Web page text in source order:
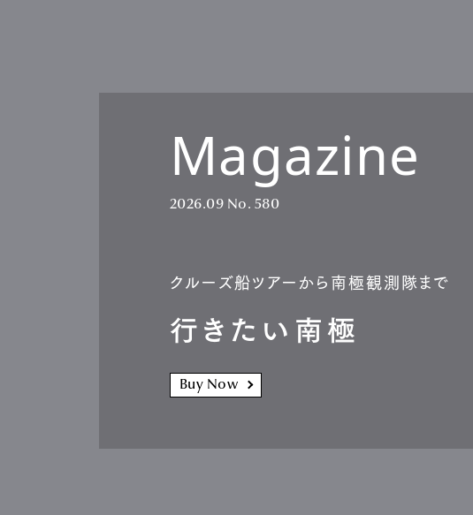
Magazine
2026.09 No. 580
クルーズ船ツアーから南極観測隊まで
行きたい南極
Buy Now